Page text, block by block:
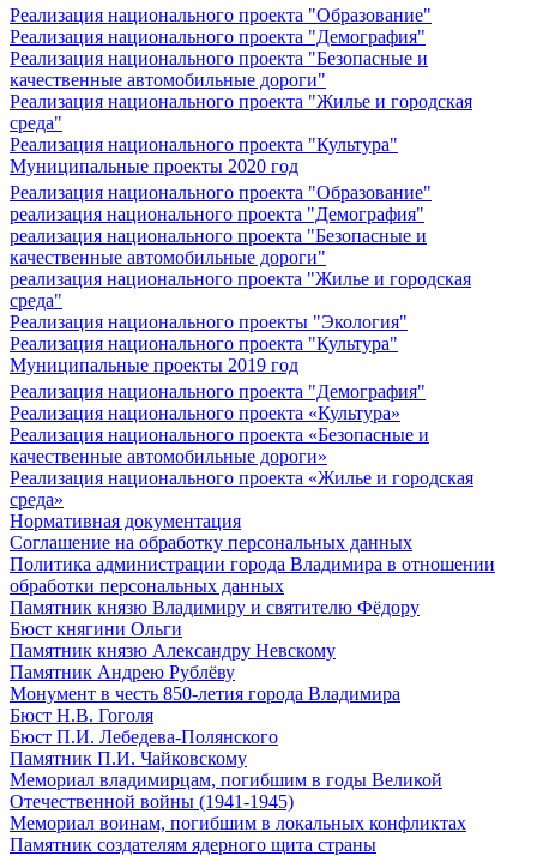
Реализация национального проекта "Образование"
Реализация национального проекта "Демография"
Реализация национального проекта "Безопасные и
качественные автомобильные дороги"
Реализация национального проекта "Жилье и городская
среда"
Реализация национального проекта "Культура"
Муниципальные проекты 2020 год
Реализация национального проекта "Образование"
реализация национального проекта "Демография"
реализация национального проекта "Безопасные и
качественные автомобильные дороги"
реализация национального проекта "Жилье и городская
среда"
Реализация национального проекты "Экология"
Реализация национального проекта "Культура"
Муниципальные проекты 2019 год
Реализация национального проекта "Демография"
Реализация национального проекта «Культура»
Реализация национального проекта «Безопасные и
качественные автомобильные дороги»
Реализация национального проекта «Жилье и городская
среда»
Нормативная документация
Соглашение на обработку персональных данных
Политика администрации города Владимира в отношении
обработки персональных данных
Памятник князю Владимиру и святителю Фёдору
Бюст княгини Ольги
Памятник князю Александру Невскому
Памятник Андрею Рублёву
Монумент в честь 850-летия города Владимира
Бюст Н.В. Гоголя
Бюст П.И. Лебедева-Полянского
Памятник П.И. Чайковскому
Мемориал владимирцам, погибшим в годы Великой
Отечественной войны (1941-1945)
Мемориал воинам, погибшим в локальных конфликтах
Памятник создателям ядерного щита страны